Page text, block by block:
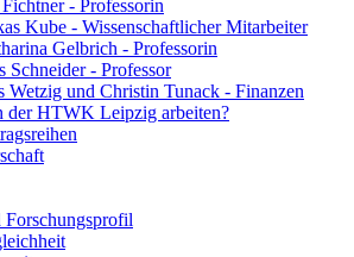
- Professorin
Kube - Wissenschaftlicher Mitarbeiter
Gelbrich - Professorin
Schneider - Professor
Wetzig und Christin Tunack - Finanzen
der HTWK Leipzig arbeiten?